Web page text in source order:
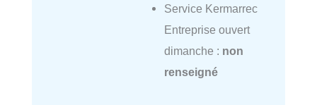
Service Kermarrec
Entreprise ouvert
dimanche : non
renseigné